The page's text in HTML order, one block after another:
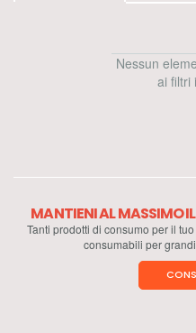
Nessun
ai filtri
MANTIENI AL MASSIMO
Tanti prodotti di consumo per il
consumabili per